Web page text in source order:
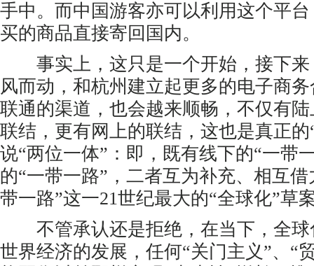
手中。而中国游客亦可以利用这个平
买的商品直接寄回国内。
事实上，这只是一个开始，接下来
风而动，和杭州建立起更多的电子商
联通的渠道，也会越来顺畅，不仅有
联结，更有网上的联结，这也是真正
说“两位一体”：即，既有线下的“一带
的“一带一路”，二者互为补充、相互
带一路”这一21世纪最大的“全球化”草
不管承认还是拒绝，在当下，全球
世界经济的发展，任何“关门主义”、“